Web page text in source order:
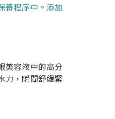
養程序中。添加
美容液中的高分
力，瞬間舒緩緊